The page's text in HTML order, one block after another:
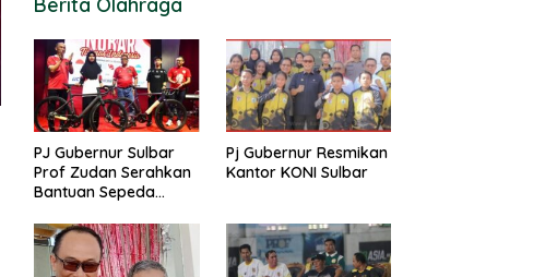
PJ Gubernur Sulbar
Prof Zudan Serahkan
Bantuan Sepeda
PON 2024
Pj Gubernur Resmikan
Kantor KONI Sulbar